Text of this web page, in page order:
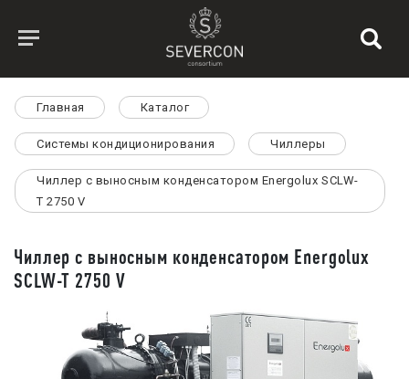
Главная Каталог
Системы кондиционирования Чиллеры
Чиллер с выносным конденсатором Energolux SCLW-
T 2750 V
Чиллер с выносным конденсатором Energolux
SCLW-T 2750 V